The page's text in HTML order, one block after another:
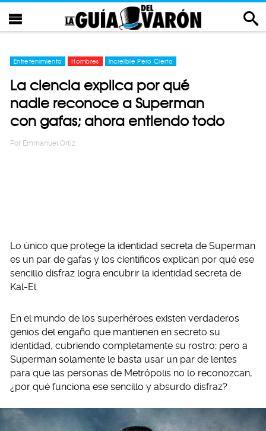
Entretenimiento Hombres Increíble Pero Cierto
La ciencia explica por qué
nadie reconoce a Superman
con gafas; ahora entiendo todo
Por Emmanuel Ortiz
Lo único que protege la identidad secreta de Superman
es un par de gafas y los científicos explican por qué ese
sencillo disfraz logra encubrir la identidad secreta de
Kal-El.
En el mundo de los superhéroes existen verdaderos
genios del engaño que mantienen en secreto su
identidad, cubriendo completamente su rostro; pero a
Superman solamente le basta usar un par de lentes
para que las personas de Metrópolis no lo reconozcan,
¿por qué funciona ese sencillo y absurdo disfraz?